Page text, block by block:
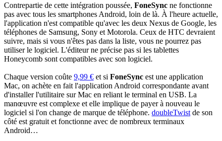
Contrepartie de cette intégration poussée, FoneSync ne fonctionne
pas avec tous les smartphones Android, loin de là. À l'heure actuelle,
l'application n'est compatible qu'avec les deux Nexus de Google, les
téléphones de Samsung, Sony et Motorola. Ceux de HTC devraient
suivre, mais si vous n'êtes pas dans la liste, vous ne pourrez pas
utiliser le logiciel. L'éditeur ne précise pas si les tablettes
Honeycomb sont compatibles avec son logiciel.
Chaque version coûte 9,99 € et si FoneSync est une application
Mac, on achète en fait l'application Android correspondante avant
d'installer l'utilitaire sur Mac en reliant le terminal en USB. La
manœuvre est complexe et elle implique de payer à nouveau le
logiciel si l'on change de marque de téléphone. doubleTwist de son
côté est gratuit et fonctionne avec de nombreux terminaux
Android…